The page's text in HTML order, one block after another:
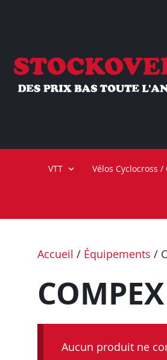
VTT Vélos Cyclocross /
Accueil / Équipements /
COMPEX
Aucun produit ne